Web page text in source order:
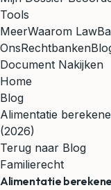
Tools
MeerWaarom
OnsRechtbanken
Document Nakijken
Home
Blog
Alimentatie
(2026)
Terug naar Blog
Familierecht
Alimentatie